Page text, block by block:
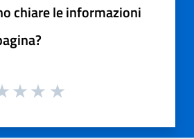
chiare le informazioni